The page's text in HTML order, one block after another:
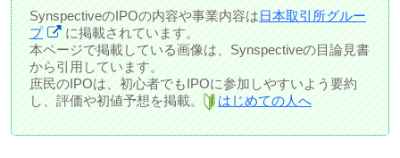
SynspectiveのIPOの内容や事業内容は日本取引所グルー
プ
に掲載されています。
本ページで掲載している画像は、Synspectiveの目論見書
から引用しています。
庶民のIPOは、初心者でもIPOに参加しやすいよう要約
し、評価や初値予想を掲載。
はじめての人へ